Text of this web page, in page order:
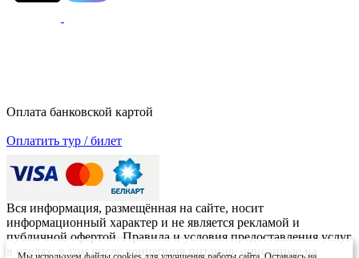
Оплата банковской картой
Оплатить тур / билет
Вся информация, размещённая на сайте, носит
информационный характер и не является рекламой и
публичной офертой. Правила и условия предоставления услуг
в отелях, в том числе концепция питания, описанные на